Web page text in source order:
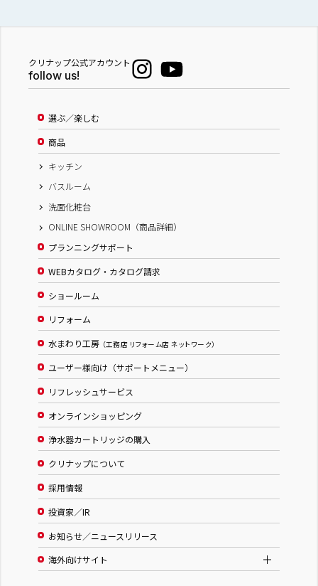
クリナップ公式アカウント
follow us!
選ぶ／楽しむ
商品
キッチン
バスルーム
洗面化粧台
ONLINE SHOWROOM（商品詳細）
プランニングサポート
WEBカタログ・カタログ請求
ショールーム
リフォーム
水まわり工房 （工務店 リフォーム店 ネットワーク）
ユーザー様向け（サポートメニュー）
リフレッシュサービス
オンラインショッピング
浄水器カートリッジの購入
クリナップについて
採用情報
投資家／IR
お知らせ／ニュースリリース
海外向けサイト